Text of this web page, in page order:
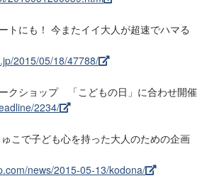
トにも！ 今またイイ大人が超速でハマる
2015/05/18/47788/
クショップ 「こどもの日」に合わせ開催
2234/
こで子ども心を持った大人のための企画
news/2015-05-13/kodona/